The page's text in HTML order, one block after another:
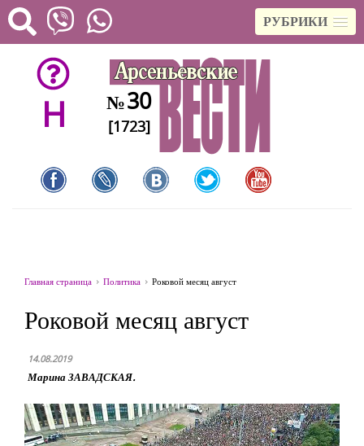
РУБРИКИ
H №30
[1723]
Главная страница Политика Роковой месяц август
Роковой месяц август
14.08.2019
Марина ЗАВАДСКАЯ.